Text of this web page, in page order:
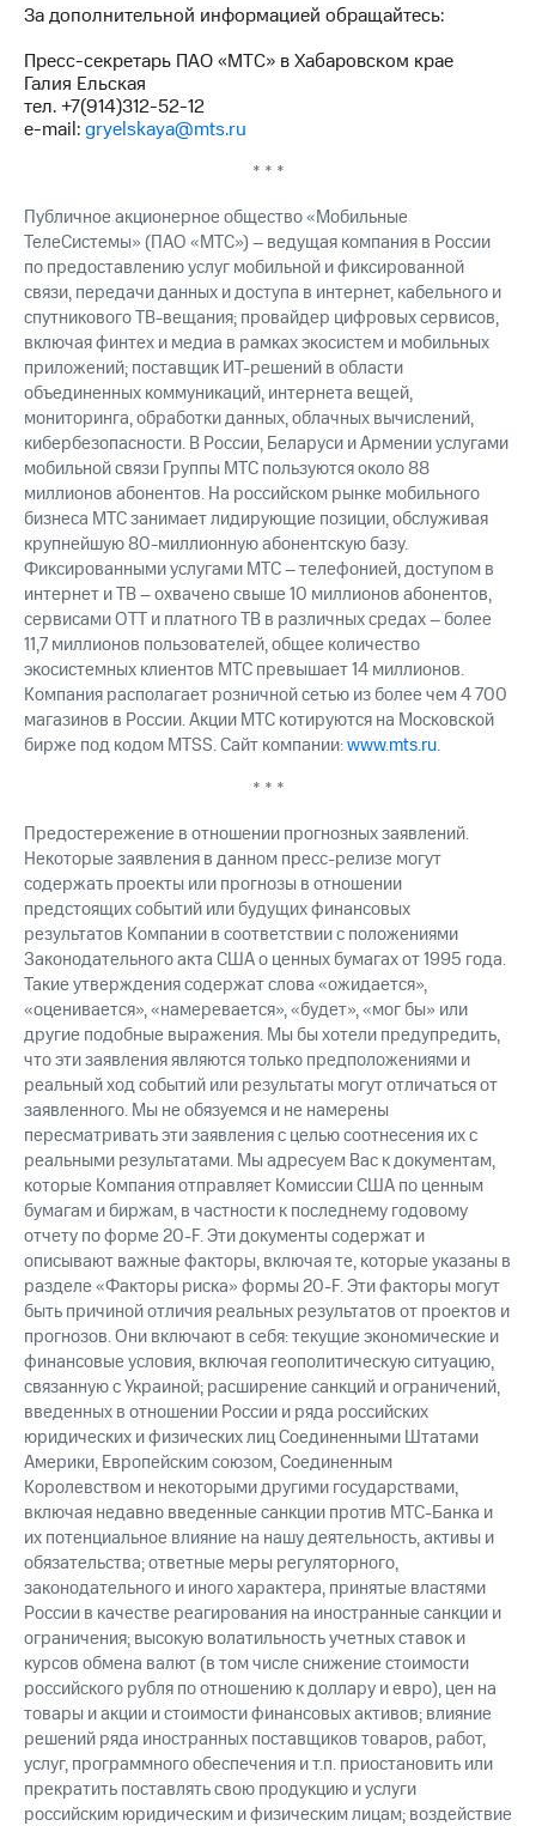
Реквизиты
Контакты
развитие
деловая этика
За дополнительной информацией обращайтесь:
Пресс-секретарь ПАО «МТС» в Хабаровском крае
Галия Ельская
тел. +7(914)312-52-12
e-mail:gryelskaya@mts.ru
* * *
Публичное акционерное общество «Мобильные
ТелеСистемы» (ПАО «МТС») – ведущая компания в России
по предоставлению услуг мобильной и фиксированной
связи, передачи данных и доступа в интернет, кабельного и
спутникового ТВ-вещания; провайдер цифровых сервисов,
включая финтех и медиа в рамках экосистем и мобильных
приложений; поставщик ИТ-решений в области
объединенных коммуникаций, интернета вещей,
мониторинга, обработки данных, облачных вычислений,
кибербезопасности. В России, Беларуси и Армении услугами
мобильной связи Группы МТС пользуются около 88
миллионов абонентов. На российском рынке мобильного
бизнеса МТС занимает лидирующие позиции, обслуживая
крупнейшую 80-миллионную абонентскую базу.
Фиксированными услугами МТС – телефонией, доступом в
интернет и ТВ – охвачено свыше 10 миллионов абонентов,
сервисами OTT и платного ТВ в различных средах – более
11,7 миллионов пользователей, общее количество
экосистемных клиентов МТС превышает 14 миллионов.
Компания располагает розничной сетью из более чем 4 700
магазинов в России. Акции МТС котируются на Московской
бирже под кодом MTSS. Сайт компании:www.mts.ru.
* * *
Предостережение в отношении прогнозных заявлений.
Некоторые заявления в данном пресс-релизе могут
содержать проекты или прогнозы в отношении
предстоящих событий или будущих финансовых
результатов Компании в соответствии с положениями
Законодательного акта США о ценных бумагах от 1995 года.
Такие утверждения содержат слова «ожидается»,
«оценивается», «намеревается», «будет», «мог бы» или
другие подобные выражения. Мы бы хотели предупредить,
что эти заявления являются только предположениями и
реальный ход событий или результаты могут отличаться от
заявленного. Мы не обязуемся и не намерены
пересматривать эти заявления с целью соотнесения их с
реальными результатами. Мы адресуем Вас к документам,
которые Компания отправляет Комиссии США по ценным
бумагам и биржам, в частности к последнему годовому
отчету по форме 20-F. Эти документы содержат и
описывают важные факторы, включая те, которые указаны в
разделе «Факторы риска» формы 20-F. Эти факторы могут
быть причиной отличия реальных результатов от проектов и
прогнозов. Они включают в себя: текущие экономические и
финансовые условия, включая геополитическую ситуацию,
связанную с Украиной; расширение санкций и ограничений,
введенных в отношении России и ряда российских
юридических и физических лиц Соединенными Штатами
Америки, Европейским союзом, Соединенным
Королевством и некоторыми другими государствами,
включая недавно введенные санкции против МТС-Банка и
их потенциальное влияние на нашу деятельность, активы и
обязательства; ответные меры регуляторного,
законодательного и иного характера, принятые властями
России в качестве реагирования на иностранные санкции и
ограничения; высокую волатильность учетных ставок и
курсов обмена валют (в том числе снижение стоимости
российского рубля по отношению к доллару и евро), цен на
товары и акции и стоимости финансовых активов; влияние
решений ряда иностранных поставщиков товаров, работ,
услуг, программного обеспечения и т.п. приостановить или
прекратить поставлять свою продукцию и услуги
российским юридическим и физическим лицам; воздействие